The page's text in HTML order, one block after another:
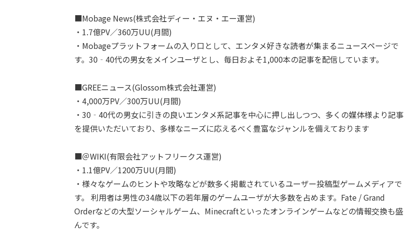
■Mobage News(株式会社ディー・エヌ・エー運営)
・1.7億PV／360万UU(月間)
・Mobageプラットフォームの入り口として、エンタメ好きな読者が集まるニュースページで
す。30‐40代の男女をメインユーザとし、毎日およそ1,000本の記事を配信しています。
■GREEニュース(Glossom株式会社運営)
・4,000万PV／300万UU(月間)
・30‐40代の男女に引きの良いエンタメ系記事を中心に押し出しつつ、多くの媒体様より記事
を提供いただいており、多様なニーズに応えるべく豊富なジャンルを備えております
■＠WIKI(有限会社アットフリークス運営)
・1.1億PV／1200万UU(月間)
・様々なゲームのヒントや攻略などが数多く掲載されているユーザー投稿型ゲームメディアで
す。 利用者は男性の34歳以下の若年層のゲームユーザが大多数を占めます。Fate / Grand
Orderなどの大型ソーシャルゲーム、Minecraftといったオンラインゲームなどの情報交換も盛
んです。